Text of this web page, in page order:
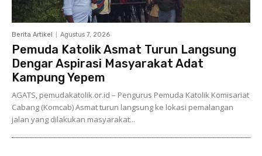
Berita Artikel Agustus 7, 2026
Pemuda Katolik Asmat Turun Langsung
Dengar Aspirasi Masyarakat Adat
Kampung Yepem
AGATS, pemudakatolik.or.id – Pengurus Pemuda Katolik Komisariat
Cabang (Komcab) Asmat turun langsung ke lokasi pemalangan
jalan yang dilakukan masyarakat...